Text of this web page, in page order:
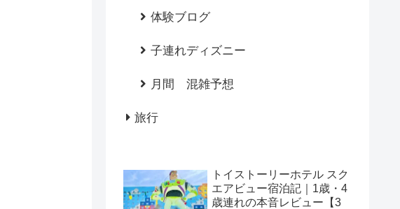
体験ブログ
子連れディズニー
月間 混雑予想
旅行
トイストーリーホテル スク
エアビュー宿泊記｜1歳・4
歳連れの本音レビュー【3